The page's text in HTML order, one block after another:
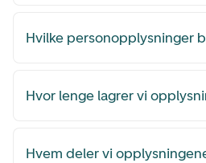
Hvilke personopplysninger
Hvor lenge lagrer vi
Hvem deler vi